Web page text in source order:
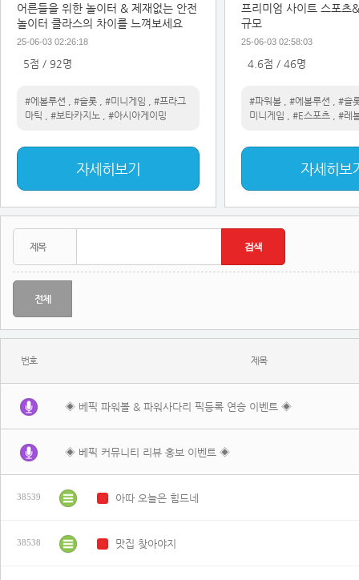
어른들을 위한 놀이터 & 제재없는 안전
놀이터 클라스의 차이를 느껴보세요
25-06-03 02:26:18
5점 / 92명
#에볼루션 #슬롯 #미니게임
#프라그
마틱
#보타카지노 #아시아게이밍
자세히보기
프리미엄 사이트 스포츠
규모
25-06-03 02:58:03
4.6점 / 46명
#파워볼 #에볼루션
#슬
미니게임
#E스포츠 #레
자세히보
전체
번호 제목
◈ 베픽 파워볼 & 파워사다리 픽등록 연승 이벤트 ◈
◈ 베픽 커뮤니티 리뷰 홍보 이벤트 ◈
38539 아따 오늘은 힘드네
38538 맛집 찾아야지